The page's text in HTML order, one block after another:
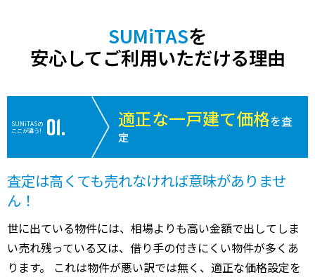
SUMiTASを
安心してご利用いただける理由
SUMiTASの
ここが違う!
適正な一戸建て価格を査
定
査定は高くても売れなければ意味がありませ
ん！
世に出ている物件には、相場よりも高い金額で出してしま
い売れ残っている又は、借り手の付きにくい物件が多くあ
ります。 これは物件が悪い訳では無く、適正な価格設定を